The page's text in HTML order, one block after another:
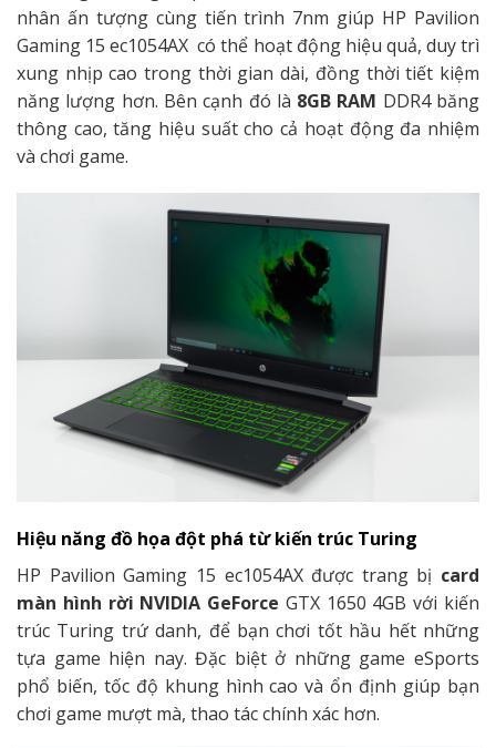
nhân ấn tượng cùng tiến trình 7nm giúp HP Pavilion
Gaming 15 ec1054AX có thể hoạt động hiệu quả, duy trì
xung nhịp cao trong thời gian dài, đồng thời tiết kiệm
năng lượng hơn. Bên cạnh đó là 8GB RAM DDR4 băng
thông cao, tăng hiệu suất cho cả hoạt động đa nhiệm
và chơi game.
Hiệu năng đồ họa đột phá từ kiến trúc Turing
HP Pavilion Gaming 15 ec1054AX được trang bị card
màn hình rời NVIDIA GeForce GTX 1650 4GB với kiến
trúc Turing trứ danh, để bạn chơi tốt hầu hết những
tựa game hiện nay. Đặc biệt ở những game eSports
phổ biến, tốc độ khung hình cao và ổn định giúp bạn
chơi game mượt mà, thao tác chính xác hơn.